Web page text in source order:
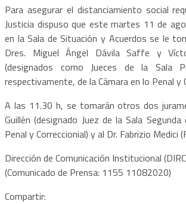
Para asegurar el distanciamiento social
Justicia dispuso que este martes 11 de
en la Sala de Situación y Acuerdos se le
Dres. Miguel Ángel Dávila Saffe y
(designados como Jueces de la Sala
respectivamente, de la Cámara en lo Penal y
A las 11.30 h, se tomarán otros dos
Guillén (designado Juez de la Sala
Penal y Correccionial) y al Dr. Fabrizio Medici
Dirección de Comunicación Institucional
(Comunicado de Prensa: 1155 11082020)
Compartir: